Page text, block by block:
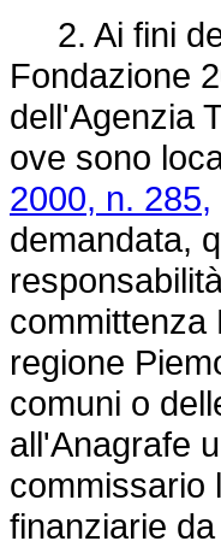
2. Ai fini
Fondazione
dell'Agenzia
ove sono
2000, n. 285,
demandata,
committenza
regione
comuni o
all'Anagrafe
commissario
finanziarie